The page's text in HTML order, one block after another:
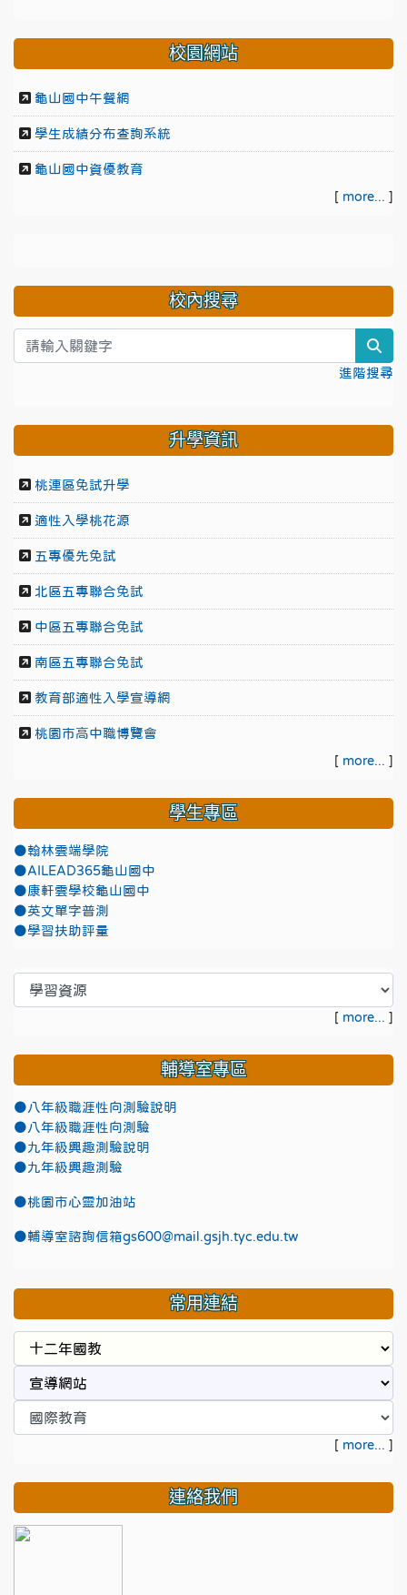
校園網站
龜山國中午餐網
學生成績分布查詢系統
龜山國中資優教育
[ more... ]
校內搜尋
進階搜尋
升學資訊
桃連區免試升學
適性入學桃花源
五專優先免試
北區五專聯合免試
中區五專聯合免試
南區五專聯合免試
教育部適性入學宣導網
桃園市高中職博覽會
[ more... ]
學生專區
●翰林雲端學院
●AILEAD365龜山國中
●康軒雲學校龜山國中
●英文單字普測
●學習扶助評量
[ more... ]
輔導室專區
●八年級職涯性向測驗說明
●八年級職涯性向測驗
●九年級興趣測驗說明
●九年級興趣測驗
●桃園市心靈加油站
●輔導室諮詢信箱gs600@mail.gsjh.tyc.edu.tw
常用連結
[ more... ]
連絡我們